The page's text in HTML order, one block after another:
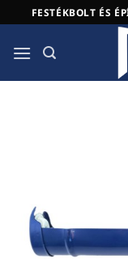
to
content
FESTÉKBOLT ÉS